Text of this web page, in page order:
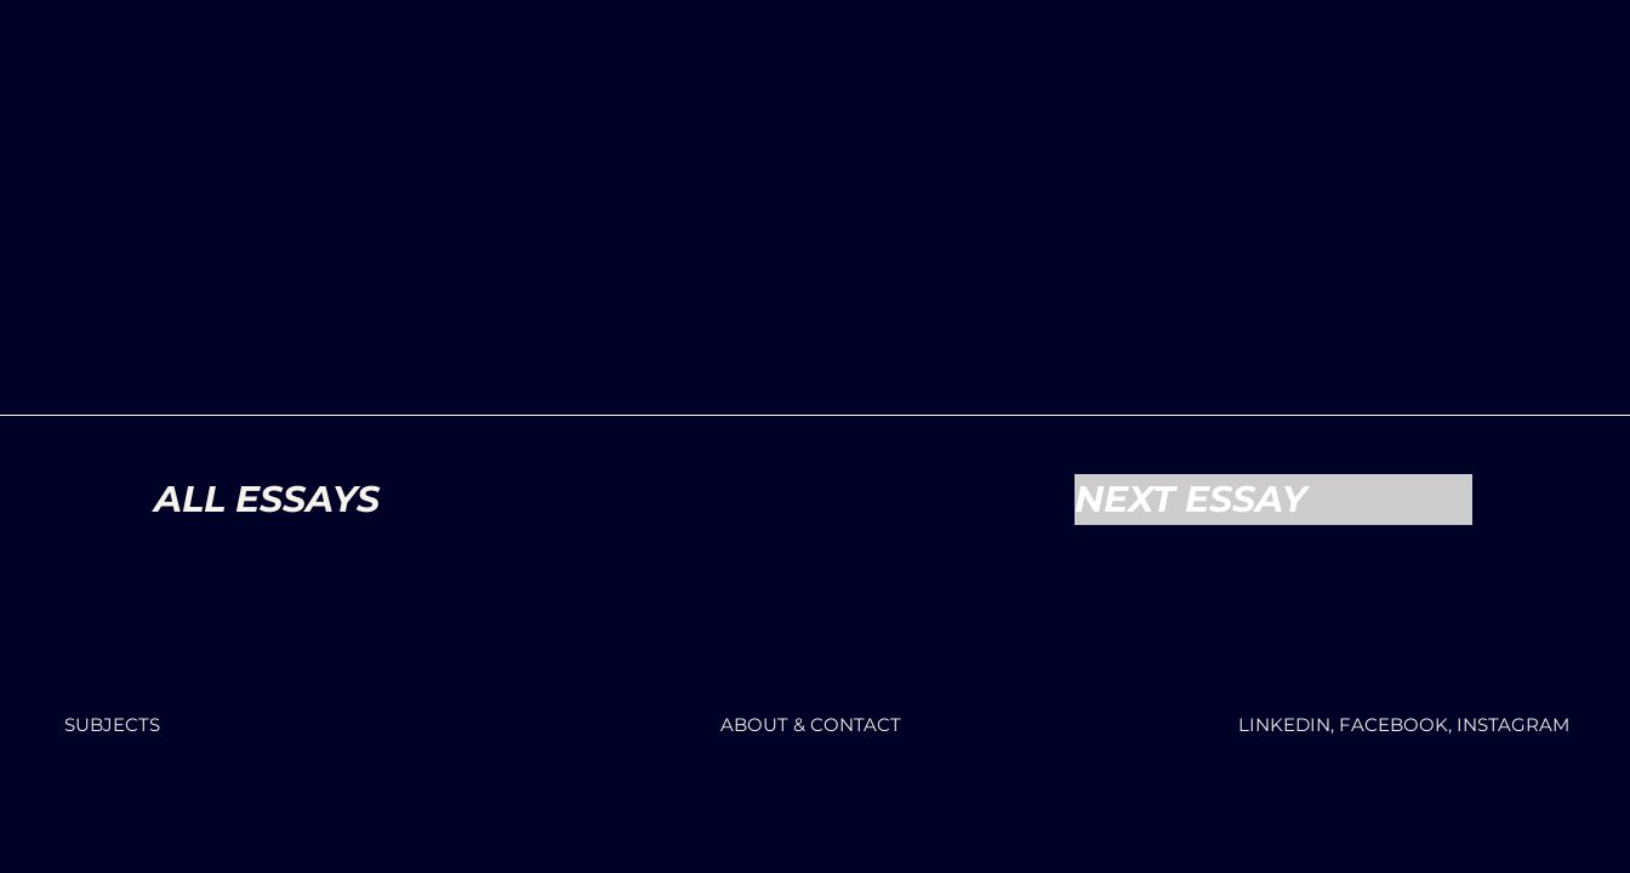
ALL ESSAYS NEXT ESSAY
SUBJECTS ABOUT & CONTACT LINKEDIN, FACEBOOK, INSTAGRAM